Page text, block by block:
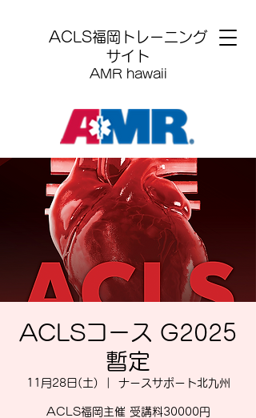
​ACLS福岡トレーニング
サイト
AMR hawaii
ACLSコース G2025
暫定
11月28日(土) ナースサポート北九州
ACLS福岡主催 受講料30000円